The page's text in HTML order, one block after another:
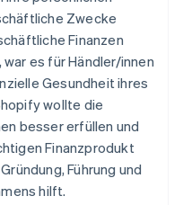
Zwecke
Finanzen
es für Händler/innen
Gesundheit ihres
wollte die
besser erfüllen und
Finanzprodukt
Führung und
hilft.